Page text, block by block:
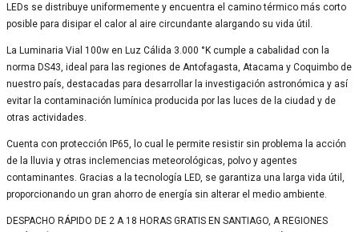
LEDs se distribuye uniformemente y encuentra el camino térmico más corto
posible para disipar el calor al aire circundante alargando su vida útil.
La Luminaria Vial 100w en Luz Cálida 3.000 °K cumple a cabalidad con la
norma DS43, ideal para las regiones de Antofagasta, Atacama y Coquimbo de
nuestro país, destacadas para desarrollar la investigación astronómica y así
evitar la contaminación lumínica producida por las luces de la ciudad y de
otras actividades.
Cuenta con protección IP65, lo cual le permite resistir sin problema la acción
de la lluvia y otras inclemencias meteorológicas, polvo y agentes
contaminantes. Gracias a la tecnología LED, se garantiza una larga vida útil,
proporcionando un gran ahorro de energía sin alterar el medio ambiente.
DESPACHO RÁPIDO DE 2 A 18 HORAS GRATIS EN SANTIAGO, A REGIONES